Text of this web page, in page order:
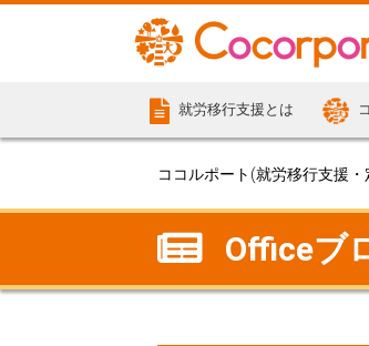
就労移行支援とは
ココルポート(就労移行支援
Officeブ